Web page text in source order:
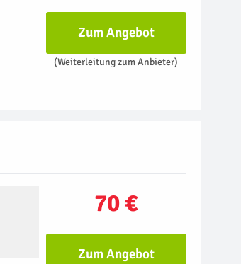
Zum Angebot
(Weiterleitung zum Anbieter)
70 €
Zum Angebot